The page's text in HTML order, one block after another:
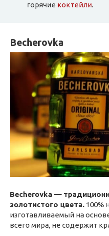
горячие коктейли.
Becherovka
Becherovka —
золотистого цвета. 100%
изготавливаемый на
всего мира, не содержит